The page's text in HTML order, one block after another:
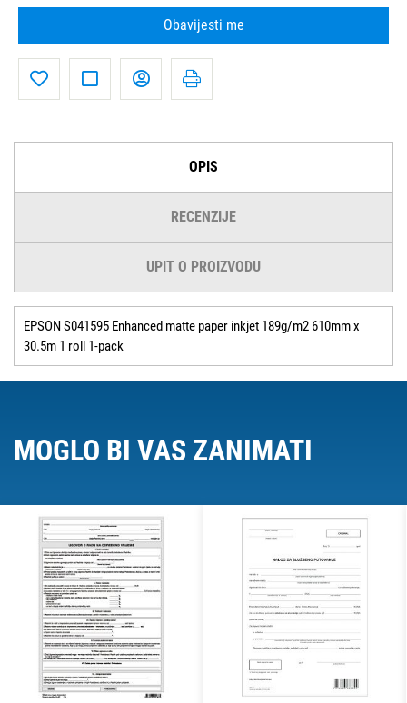
Obavijesti me
OPIS
RECENZIJE
UPIT O PROIZVODU
EPSON S041595 Enhanced matte paper inkjet 189g/m2 610mm x
30.5m 1 roll 1-pack
MOGLO BI VAS ZANIMATI